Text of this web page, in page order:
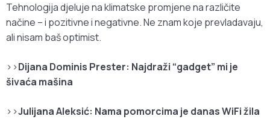
Tehnologija djeluje na klimatske promjene na različite
načine – i pozitivne i negativne. Ne znam koje prevladavaju,
ali nisam baš optimist.
>>Dijana Dominis Prester: Najdraži “gadget” mi je
šivaća mašina
>>Julijana Aleksić: Nama pomorcima je danas WiFi žila